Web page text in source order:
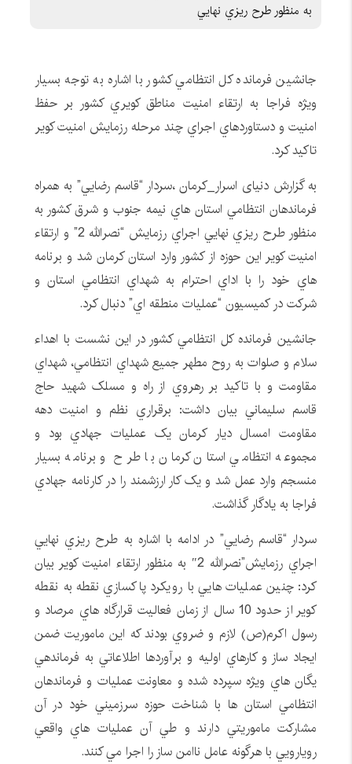
به منظور طرح ريزي نهايي
جانشين فرمانده کل انتظامي کشور با اشاره به توجه بسيار
ويژه فراجا به ارتقاء امنيت مناطق کويري کشور بر حفظ
امنيت و دستاوردهاي اجراي چند مرحله رزمايش امنيت کوير
تاکيد کرد.
به گزارش دنیای اسرار_کرمان ،سردار “قاسم رضايي” به همراه
فرماندهان انتظامي استان هاي نيمه جنوب و شرق کشور به
منظور طرح ريزي نهايي اجراي رزمايش “نصرالله 2” و ارتقاء
امنيت کوير اين حوزه از کشور وارد استان کرمان شد و برنامه
هاي خود را با اداي احترام به شهداي انتظامي استان و
شرکت در کميسيون “عمليات منطقه اي” دنبال کرد.
جانشين فرمانده کل انتظامي کشور در اين نشست با اهداء
سلام و صلوات به روح مطهر جميع شهداي انتظامي، شهداي
مقاومت و با تاکيد بر رهروي از راه و مسلک شهيد حاج
قاسم سليماني بيان داشت: برقراري نظم و امنيت دهه
مقاومت امسال ديار کرمان يک عمليات جهادي بود و
مجموعه انتظامي استان کرمان با طرح و برنامه بسيار
منسجم وارد عمل شد و يک کار ارزشمند را در کارنامه جهادي
فراجا به يادگار گذاشت.
سردار “قاسم رضايي” در ادامه با اشاره به طرح ريزي نهايي
اجراي رزمايش”نصرالله 2″ به منظور ارتقاء امنيت کوير بيان
کرد: چنين عمليات هايي با رويکرد پاکسازي نقطه به نقطه
کوير از حدود 10 سال از زمان فعاليت قرارگاه هاي مرصاد و
رسول اکرم(ص) لازم و ضروي بودند که اين ماموريت ضمن
ايجاد ساز و کارهاي اوليه و برآوردها اطلاعاتي به فرماندهي
يگان هاي ويژه سپرده شده و معاونت عمليات و فرماندهان
انتظامي استان ها با شناخت حوزه سرزميني خود در آن
مشارکت ماموريتي دارند و طي آن عمليات هاي واقعي
رويارويي با هرگونه عامل ناامن ساز را اجرا مي کنند.